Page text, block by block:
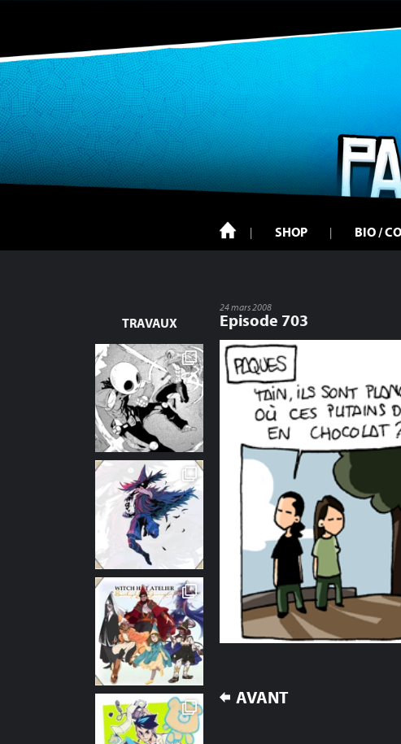
SHOP BIO /
TRAVAUX
24 mars 2008
Episode 703
NAVIGATION
AVANT